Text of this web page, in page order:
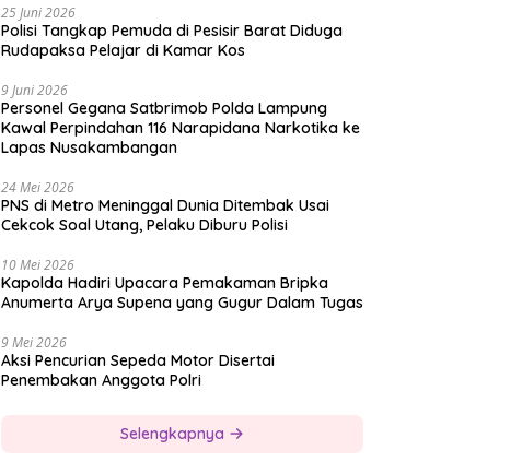
25 Juni 2026
Polisi Tangkap Pemuda di Pesisir Barat Diduga
Rudapaksa Pelajar di Kamar Kos
9 Juni 2026
Personel Gegana Satbrimob Polda Lampung
Kawal Perpindahan 116 Narapidana Narkotika ke
Lapas Nusakambangan
24 Mei 2026
PNS di Metro Meninggal Dunia Ditembak Usai
Cekcok Soal Utang, Pelaku Diburu Polisi
10 Mei 2026
Kapolda Hadiri Upacara Pemakaman Bripka
Anumerta Arya Supena yang Gugur Dalam Tugas
9 Mei 2026
Aksi Pencurian Sepeda Motor Disertai
Penembakan Anggota Polri
Selengkapnya